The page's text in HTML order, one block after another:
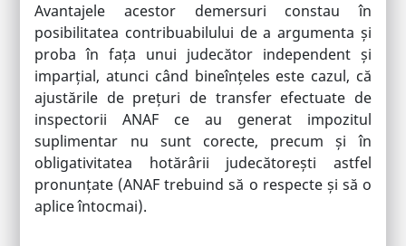
Avantajele acestor demersuri constau în
posibilitatea contribuabilului de a argumenta și
proba în fața unui judecător independent și
imparțial, atunci când bineînțeles este cazul, că
ajustările de prețuri de transfer efectuate de
inspectorii ANAF ce au generat impozitul
suplimentar nu sunt corecte, precum și în
obligativitatea hotărârii judecătorești astfel
pronunțate (ANAF trebuind să o respecte și să o
aplice întocmai).